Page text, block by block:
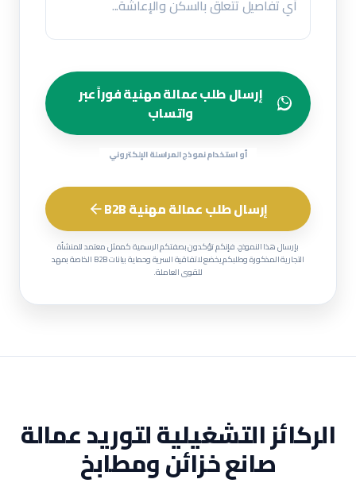
إرسال طلب عمالة مهنية فوراً عبر
واتساب
أو استخدام نموذج المراسلة الإلكتروني
إرسال طلب عمالة مهنية B2B
بإرسال هذا النموذج، فإنكم تؤكدون بصفتكم الرسمية كممثل معتمد للمنشأة
التجارية المذكورة وطلبكم يخضع لاتفاقية السرية وحماية بيانات B2B الخاصة بمهد
للقوى العاملة.
الركائز التشغيلية لتوريد عمالة
صانع خزائن ومطابخ